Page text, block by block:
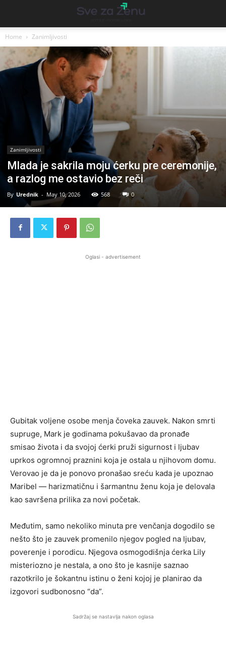
Home Zanimljivosti
Zanimljivosti
Mlada je sakrila moju ćerku pre ceremonije,
a razlog me ostavio bez reči
By Urednik - May 10, 2026 568 0
Oglasi - advertisement
Gubitak voljene osobe menja čoveka zauvek. Nakon smrti
supruge, Mark je godinama pokušavao da pronađe
smisao života i da svojoj ćerki pruži sigurnost i ljubav
uprkos ogromnoj praznini koja je ostala u njihovom domu.
Verovao je da je ponovo pronašao sreću kada je upoznao
Maribel — harizmatičnu i šarmantnu ženu koja je delovala
kao savršena prilika za novi početak.
Međutim, samo nekoliko minuta pre venčanja dogodilo se
nešto što je zauvek promenilo njegov pogled na ljubav,
poverenje i porodicu. Njegova osmogodišnja ćerka Lily
misteriozno je nestala, a ono što je kasnije saznao
razotkrilo je šokantnu istinu o ženi kojoj je planirao da
izgovori sudbonosno “da”.
Sadržaj se nastavlja nakon oglasa